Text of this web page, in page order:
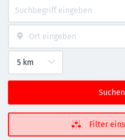
Suchen
Filter